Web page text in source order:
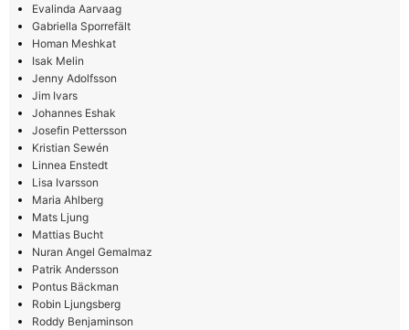
Evalinda Aarvaag
Gabriella Sporrefält
Homan Meshkat
Isak Melin
Jenny Adolfsson
Jim Ivars
Johannes Eshak
Josefin Pettersson
Kristian Sewén
Linnea Enstedt
Lisa Ivarsson
Maria Ahlberg
Mats Ljung
Mattias Bucht
Nuran Angel Gemalmaz
Patrik Andersson
Pontus Bäckman
Robin Ljungsberg
Roddy Benjaminson